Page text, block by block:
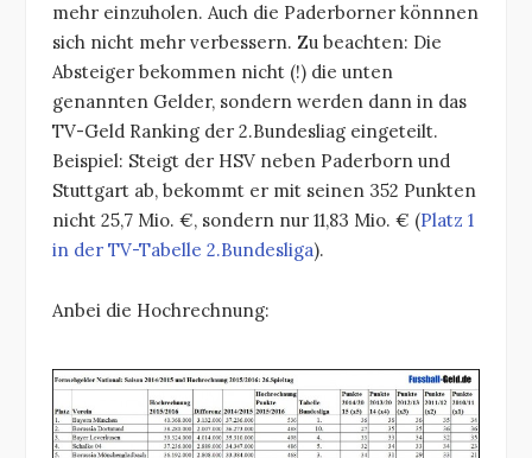
mehr einzuholen. Auch die Paderborner könnnen
sich nicht mehr verbessern. Zu beachten: Die
Absteiger bekommen nicht (!) die unten
genannten Gelder, sondern werden dann in das
TV-Geld Ranking der 2.Bundesliag eingeteilt.
Beispiel: Steigt der HSV neben Paderborn und
Stuttgart ab, bekommt er mit seinen 352 Punkten
nicht 25,7 Mio. €, sondern nur 11,83 Mio. € (Platz 1
in der TV-Tabelle 2.Bundesliga).
Anbei die Hochrechnung: